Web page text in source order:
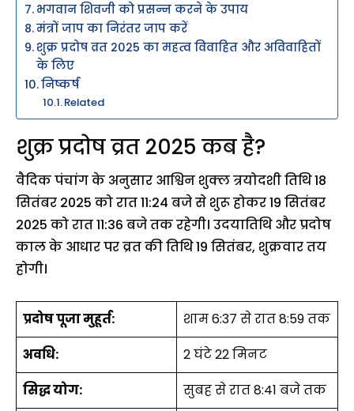
भगवान शिवजी को प्रसन्न करने के उपाय
मंत्रों जाप का निरंतर जाप करें
शुक्र प्रदोष व्रत 2025 का महत्व विवाहित और अविवाहितों
के लिए
निष्कर्ष
Related
शुक्र प्रदोष व्रत 2025 कब है?
वैदिक पंचांग के अनुसार आश्विन शुक्ल त्रयोदशी तिथि 18
सितंबर 2025 को रात 11:24 बजे से शुरू होकर 19 सितंबर
2025 को रात 11:36 बजे तक रहेगी। उदयातिथि और प्रदोष
काल के आधार पर व्रत की तिथि 19 सितंबर, शुक्रवार तय
होगी।
प्रदोष पूजा मुहूर्त:
शाम 6:37 से रात 8:59 तक
अवधि:
2 घंटे 22 मिनट
सिद्ध योग:
सुबह से रात 8:41 बजे तक